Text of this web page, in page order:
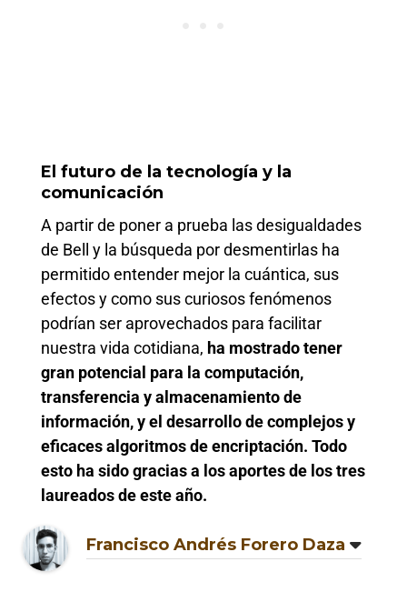
El futuro de la tecnología y la
comunicación
A partir de poner a prueba las desigualdades
de Bell y la búsqueda por desmentirlas ha
permitido entender mejor la cuántica, sus
efectos y como sus curiosos fenómenos
podrían ser aprovechados para facilitar
nuestra vida cotidiana, ha mostrado tener
gran potencial para la computación,
transferencia y almacenamiento de
información, y el desarrollo de complejos y
eficaces algoritmos de encriptación. Todo
esto ha sido gracias a los aportes de los tres
laureados de este año.
Francisco Andrés Forero Daza